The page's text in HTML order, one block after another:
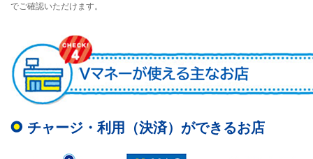
でご確認いただけます。
チャージ・利用（決済）ができるお店